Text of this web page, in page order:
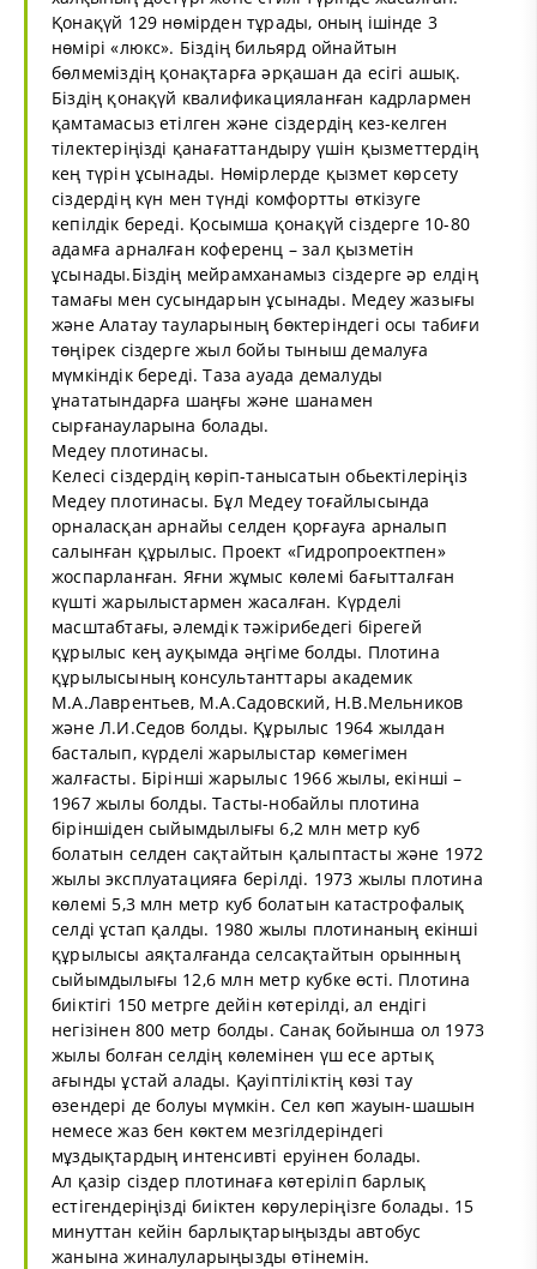
Қонақүй 129 нөмірден тұрады, оның ішінде 3
нөмірі «люкс». Біздің бильярд ойнайтын
бөлмеміздің қонақтарға әрқашан да есігі ашық.
Біздің қонақүй квалификацияланған кадрлармен
қамтамасыз етілген және сіздердің кез-келген
тілектеріңізді қанағаттандыру үшін қызметтердің
кең түрін ұсынады. Нөмірлерде қызмет көрсету
сіздердің күн мен түнді комфортты өткізуге
кепілдік береді. Қосымша қонақүй сіздерге 10-80
адамға арналған коференц – зал қызметін
ұсынады.Біздің мейрамханамыз сіздерге әр елдің
тамағы мен сусындарын ұсынады. Медеу жазығы
және Алатау тауларының бөктеріндегі осы табиғи
төңірек сіздерге жыл бойы тыныш демалуға
мүмкіндік береді. Таза ауада демалуды
ұнататындарға шаңғы және шанамен
сырғанауларына болады.
Медеу плотинасы.
Келесі сіздердің көріп-танысатын обьектілеріңіз
Медеу плотинасы. Бұл Медеу тоғайлысында
орналасқан арнайы селден қорғауға арналып
салынған құрылыс. Проект «Гидропроектпен»
жоспарланған. Яғни жұмыс көлемі бағытталған
күшті жарылыстармен жасалған. Күрделі
масштабтағы, әлемдік тәжірибедегі бірегей
құрылыс кең ауқымда әңгіме болды. Плотина
құрылысының консультанттары академик
М.А.Лаврентьев, М.А.Садовский, Н.В.Мельников
және Л.И.Седов болды. Құрылыс 1964 жылдан
басталып, күрделі жарылыстар көмегімен
жалғасты. Бірінші жарылыс 1966 жылы, екінші –
1967 жылы болды. Тасты-нобайлы плотина
біріншіден сыйымдылығы 6,2 млн метр куб
болатын селден сақтайтын қалыптасты және 1972
жылы эксплуатацияға берілді. 1973 жылы плотина
көлемі 5,3 млн метр куб болатын катастрофалық
селді ұстап қалды. 1980 жылы плотинаның екінші
құрылысы аяқталғанда селсақтайтын орынның
сыйымдылығы 12,6 млн метр кубке өсті. Плотина
биіктігі 150 метрге дейін көтерілді, ал ендігі
негізінен 800 метр болды. Санақ бойынша ол 1973
жылы болған селдің көлемінен үш есе артық
ағынды ұстай алады. Қауіптіліктің көзі тау
өзендері де болуы мүмкін. Сел көп жауын-шашын
немесе жаз бен көктем мезгілдеріндегі
мұздықтардың интенсивті еруінен болады.
Ал қазір сіздер плотинаға көтеріліп барлық
естігендеріңізді биіктен көрулеріңізге болады. 15
минуттан кейін барлықтарыңызды автобус
жанына жиналуларыңызды өтінемін.